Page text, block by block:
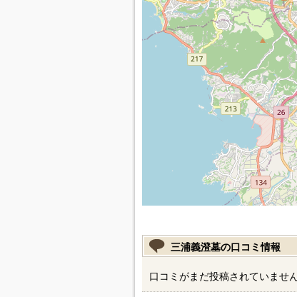
三浦義澄墓の口コミ情報
口コミがまだ投稿されていません